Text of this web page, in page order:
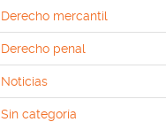
Derecho mercantil
Derecho penal
Noticias
Sin categoría